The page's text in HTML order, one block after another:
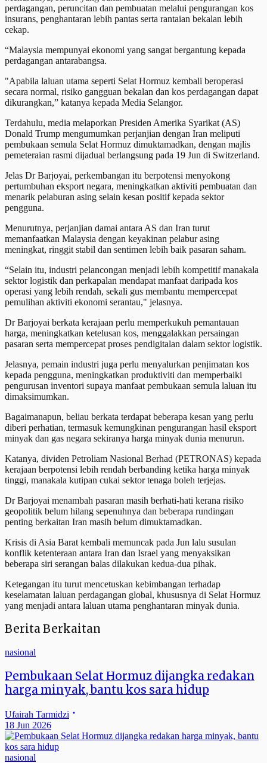
perdagangan, peruncitan dan pembuatan melalui pengurangan kos
insurans, penghantaran lebih pantas serta rantaian bekalan lebih
cekap.
“Malaysia mempunyai ekonomi yang sangat bergantung kepada
perdagangan antarabangsa.
"Apabila laluan utama seperti Selat Hormuz kembali beroperasi
secara normal, risiko gangguan bekalan dan kos perdagangan dapat
dikurangkan,” katanya kepada Media Selangor.
Terdahulu, media melaporkan Presiden Amerika Syarikat (AS)
Donald Trump mengumumkan perjanjian dengan Iran meliputi
pembukaan semula Selat Hormuz dimuktamadkan, dengan majlis
pemeteraian rasmi dijadual berlangsung pada 19 Jun di Switzerland.
Jelas Dr Barjoyai, perkembangan itu berpotensi menyokong
pertumbuhan eksport negara, meningkatkan aktiviti pembuatan dan
menarik pelaburan asing selain kesan positif kepada sektor
pengguna.
Menurutnya, perjanjian damai antara AS dan Iran turut
memanfaatkan Malaysia dengan keyakinan pelabur asing
meningkat, ringgit stabil dan sentimen lebih baik pasaran saham.
“Selain itu, industri pelancongan menjadi lebih kompetitif manakala
sektor logistik dan perkapalan mendapat manfaat daripada kos
operasi yang lebih rendah, sekali gus membantu mempercepat
pemulihan aktiviti ekonomi serantau," jelasnya.
Dr Barjoyai berkata kerajaan perlu memperkukuh pemantauan
harga, meningkatkan ketelusan kos, menggalakkan persaingan
pasaran serta mempercepat proses pendigitalan dalam sektor logistik.
Jelasnya, pemain industri juga perlu menyalurkan penjimatan kos
kepada pengguna, meningkatkan produktiviti dan memperbaiki
pengurusan inventori supaya manfaat pembukaan semula laluan itu
dimaksimumkan.
Bagaimanapun, beliau berkata terdapat beberapa kesan yang perlu
diberi perhatian, termasuk kemungkinan pengurangan hasil eksport
minyak dan gas negara sekiranya harga minyak dunia menurun.
Katanya, dividen Petroliam Nasional Berhad (PETRONAS) kepada
kerajaan berpotensi lebih rendah berbanding ketika harga minyak
tinggi, manakala kutipan cukai sektor tenaga boleh terjejas.
Dr Barjoyai menambah pasaran masih berhati-hati kerana risiko
geopolitik belum hilang sepenuhnya dan beberapa rundingan
penting berkaitan Iran masih belum dimuktamadkan.
Krisis di Asia Barat kembali memuncak pada Jun lalu susulan
konflik ketenteraan antara Iran dan Israel yang menyaksikan
beberapa siri serangan balas dilakukan kedua-dua pihak.
Ketegangan itu turut mencetuskan kebimbangan terhadap
keselamatan laluan perdagangan global, khususnya di Selat Hormuz
yang menjadi antara laluan utama penghantaran minyak dunia.
Berita Berkaitan
nasional
Pembukaan Selat Hormuz dijangka redakan
harga minyak, bantu kos sara hidup
Ufairah Tarmidzi
18 Jun 2026
nasional